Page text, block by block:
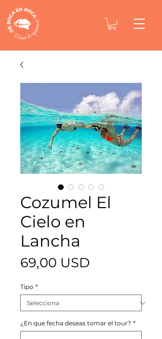
Cozumel El
Cielo en
Lancha
69,00 USDPrice
Tipo *
¿En que fecha deseas tomar el tour? *